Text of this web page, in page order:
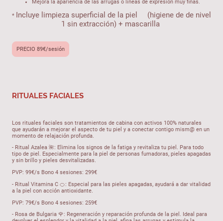
Mejora la apariencia de las arrugas o líneas de expresión muy finas.
* Incluye limpieza superficial de la piel (higiene de de nivel
1 sin extracción) + mascarilla
PRECIO 89€/sesión
RITUALES FACIALES
Los rituales faciales son tratamientos de cabina con activos 100% naturales
que ayudarán a mejorar el aspecto de tu piel y a conectar contigo mism@ en un
momento de relajación profunda.
- Ritual Azalea 🌺: Elimina los signos de la fatiga y revitaliza tu piel. Para todo
tipo de piel. Especialmente para la piel de personas fumadoras, pieles apagadas
y sin brillo y pieles desvitalizadas.
PVP: 99€/s Bono 4 sesiones: 299€
- Ritual Vitamina C 🍊: Especial para las pieles apagadas, ayudará a dar vitalidad
a la piel con acción antioxidante.
PVP: 79€/s Bono 4 sesiones: 259€
- Rosa de Bulgaria 🌹: Regeneración y reparación profunda de la piel. Ideal para